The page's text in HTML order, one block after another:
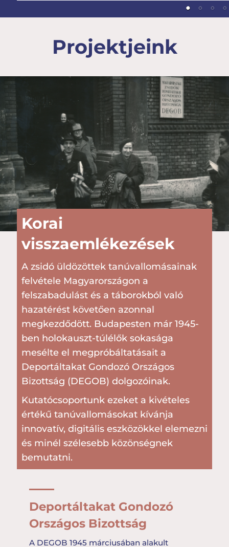
Projektjeink
Korai
visszaemlékezések
A zsidó üldözöttek tanúvallomásainak
felvétele Magyarországon a
felszabadulást és a táborokból való
hazatérést követően azonnal
megkezdődött. Budapesten már 1945-
ben holokauszt-túlélők sokasága
mesélte el megpróbáltatásait a
Deportáltakat Gondozó Országos
Bizottság (DEGOB) dolgozóinak.
Kutatócsoportunk ezeket a kivételes
értékű tanúvallomásokat kívánja
innovatív, digitális eszközökkel elemezni
és minél szélesebb közönségnek
bemutatni.
Deportáltakat Gondozó
Országos Bizottság
A DEGOB 1945 márciusában alakult